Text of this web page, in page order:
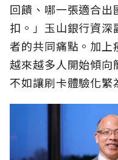
回饋、哪一張適合
扣。」玉山銀行資
者的共同痛點。加上
越來越多人開始傾向
不如讓刷卡體驗化繁